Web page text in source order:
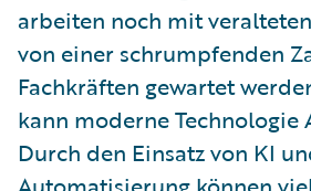
arbeiten noch mit
von einer schrumpfenden
Fachkräften gewartet
kann moderne Technologie
Durch den Einsatz von KI